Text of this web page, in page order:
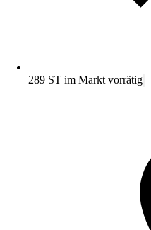
289 ST im Markt vorrätig